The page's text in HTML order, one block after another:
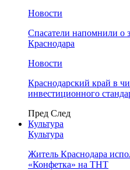
Новости
Спасатели напомнили о
Краснодара
Новости
Краснодарский край в
инвестиционного
Пред След
Культура
Культура
Житель Краснодара
«Конфетка» на ТНТ